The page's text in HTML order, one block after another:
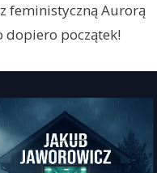
feministyczną Aurorą
dopiero początek!